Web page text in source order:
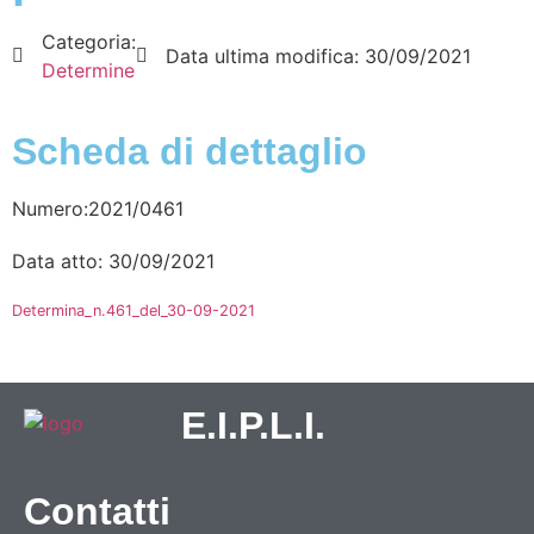
Categoria:
Determine
Data ultima modifica: 30/09/2021
Scheda di dettaglio
Numero:2021/0461
Data atto: 30/09/2021
Determina_n.461_del_30-09-2021
E.I.P.L.I.
Contatti